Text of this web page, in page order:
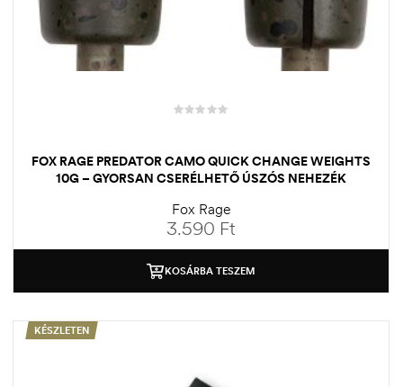
FOX RAGE PREDATOR CAMO QUICK CHANGE WEIGHTS
10G – GYORSAN CSERÉLHETŐ ÚSZÓS NEHEZÉK
Fox Rage
3.590 Ft
KOSÁRBA TESZEM
KÉSZLETEN